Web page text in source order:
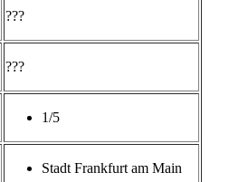
???
???
1/5
Stadt Frankfurt am Main